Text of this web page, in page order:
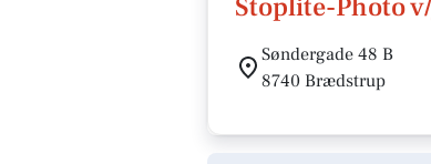
Stoplite-Photo
Søndergade 48 B
8740 Brædstrup